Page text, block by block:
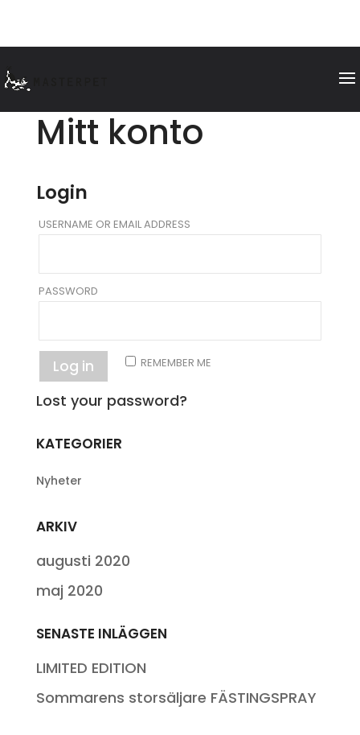
Mitt konto
Login
USERNAME OR EMAIL ADDRESS
PASSWORD
REMEMBER ME
Log in
Lost your password?
KATEGORIER
Nyheter
ARKIV
augusti 2020
maj 2020
SENASTE INLÄGGEN
LIMITED EDITION
Sommarens storsäljare FÄSTINGSPRAY